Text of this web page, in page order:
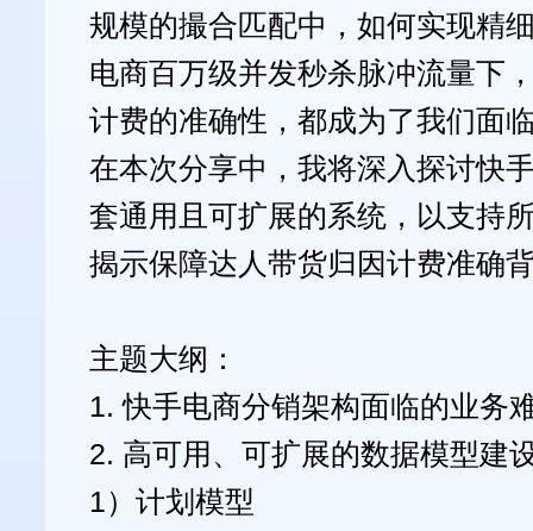
规模的撮合匹配中，如何实现精
电商百万级并发秒杀脉冲流量下
计费的准确性，都成为了我们面
在本次分享中，我将深入探讨快
套通用且可扩展的系统，以支持
揭示保障达人带货归因计费准确
主题大纲：
1. 快手电商分销架构面临的业务
2. 高可用、可扩展的数据模型建
1）计划模型